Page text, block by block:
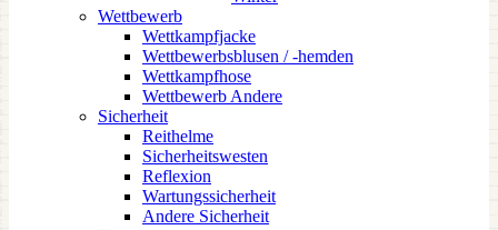
Wettbewerb
Wettkampfjacke
Wettbewerbsblusen / -hemden
Wettkampfhose
Wettbewerb Andere
Sicherheit
Reithelme
Sicherheitswesten
Reflexion
Wartungssicherheit
Andere Sicherheit